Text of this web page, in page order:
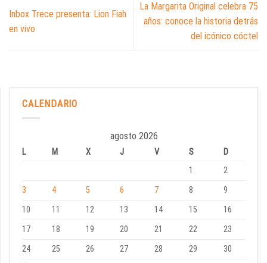
Inbox Trece presenta: Lion Fiah
en vivo
La Margarita Original celebra 75
años: conoce la historia detrás
del icónico cóctel
CALENDARIO
agosto 2026
L M X J V S
D
1
2
3
4 5 6 7 8
9
10
11 12 13 14 15
16
17
18 19 20 21 22
23
24
25 26 27 28 29
30